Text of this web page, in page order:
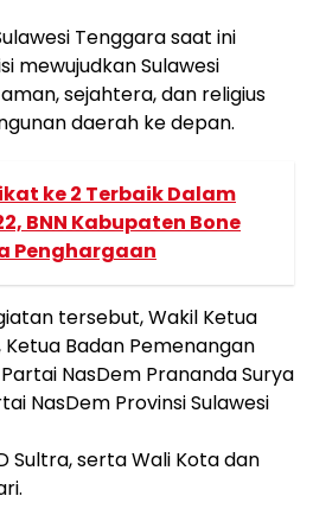
Tenggara saat ini
mewujudkan Sulawesi
sejahtera, dan religius
daerah ke depan.
ke 2 Terbaik Dalam
BNN Kabupaten Bone
Penghargaan
tersebut, Wakil Ketua
Ketua Badan Pemenangan
NasDem Prananda Surya
NasDem Provinsi Sulawesi
Sultra, serta Wali Kota dan